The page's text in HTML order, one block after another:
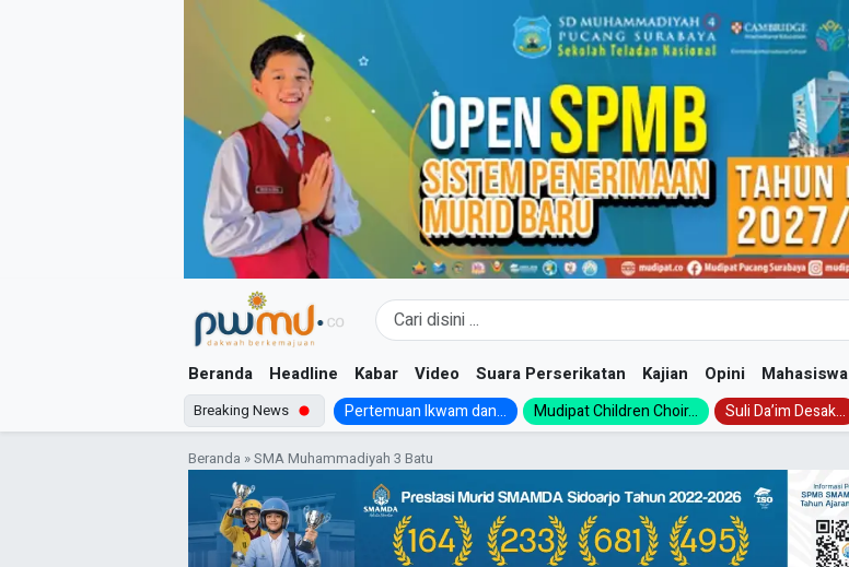
Beranda Headline Kabar Video Suara Perserikatan Kajian Opini Mahasiswa
Breaking News Pertemuan Ikwam dan... Mudipat Children Choir... Suli Da’im Desak...
Beranda »SMA Muhammadiyah 3 Batu